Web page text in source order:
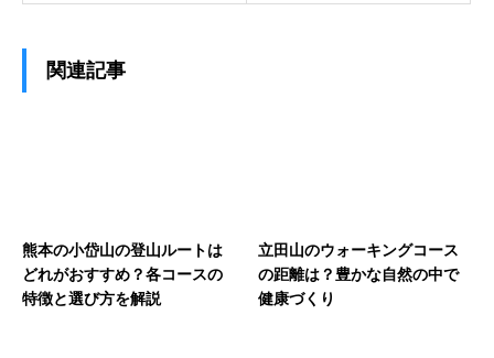
関連記事
熊本の小岱山の登山ルートは
どれがおすすめ？各コースの
特徴と選び方を解説
立田山のウォーキングコース
の距離は？豊かな自然の中で
健康づくり